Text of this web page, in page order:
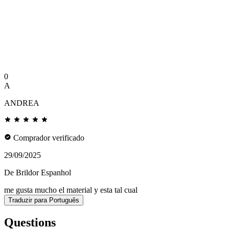
0
A
ANDREA
Comprador verificado
29/09/2025
De Brildor Espanhol
me gusta mucho el material y esta tal cual
Traduzir para Português
Questions